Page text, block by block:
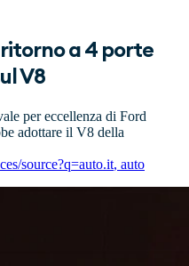
a 4 porte
V8
per eccellenza di Ford
adottare il V8 della
source?q=auto.it, auto